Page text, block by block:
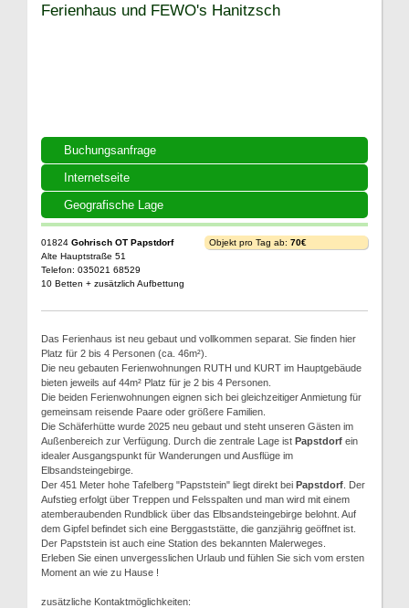
Buchungsanfrage
Internetseite
Geografische Lage
Ferienhaus und FEWO's Hanitzsch
01824 Gohrisch OT Papstdorf
Alte Hauptstraße 51
Telefon: 035021 68529
10 Betten + zusätzlich Aufbettung
Objekt pro Tag ab: 70€
Das Ferienhaus ist neu gebaut und vollkommen separat. Sie finden hier
Platz für 2 bis 4 Personen (ca. 46m²).
Die neu gebauten Ferienwohnungen RUTH und KURT im Hauptgebäude
bieten jeweils auf 44m² Platz für je 2 bis 4 Personen.
Die beiden Ferienwohnungen eignen sich bei gleichzeitiger Anmietung für
gemeinsam reisende Paare oder größere Familien.
Die Schäferhütte wurde 2025 neu gebaut und steht unseren Gästen im
Außenbereich zur Verfügung. Durch die zentrale Lage ist Papstdorf ein
idealer Ausgangspunkt für Wanderungen und Ausflüge im
Elbsandsteingebirge.
Der 451 Meter hohe Tafelberg "Papststein" liegt direkt bei Papstdorf . Der
Aufstieg erfolgt über Treppen und Felsspalten und man wird mit einem
atemberaubenden Rundblick über das Elbsandsteingebirge belohnt. Auf
dem Gipfel befindet sich eine Berggaststätte, die ganzjährig geöffnet ist.
Der Papststein ist auch eine Station des bekannten Malerweges.
Erleben Sie einen unvergesslichen Urlaub und fühlen Sie sich vom ersten
Moment an wie zu Hause !
zusätzliche Kontaktmöglichkeiten: